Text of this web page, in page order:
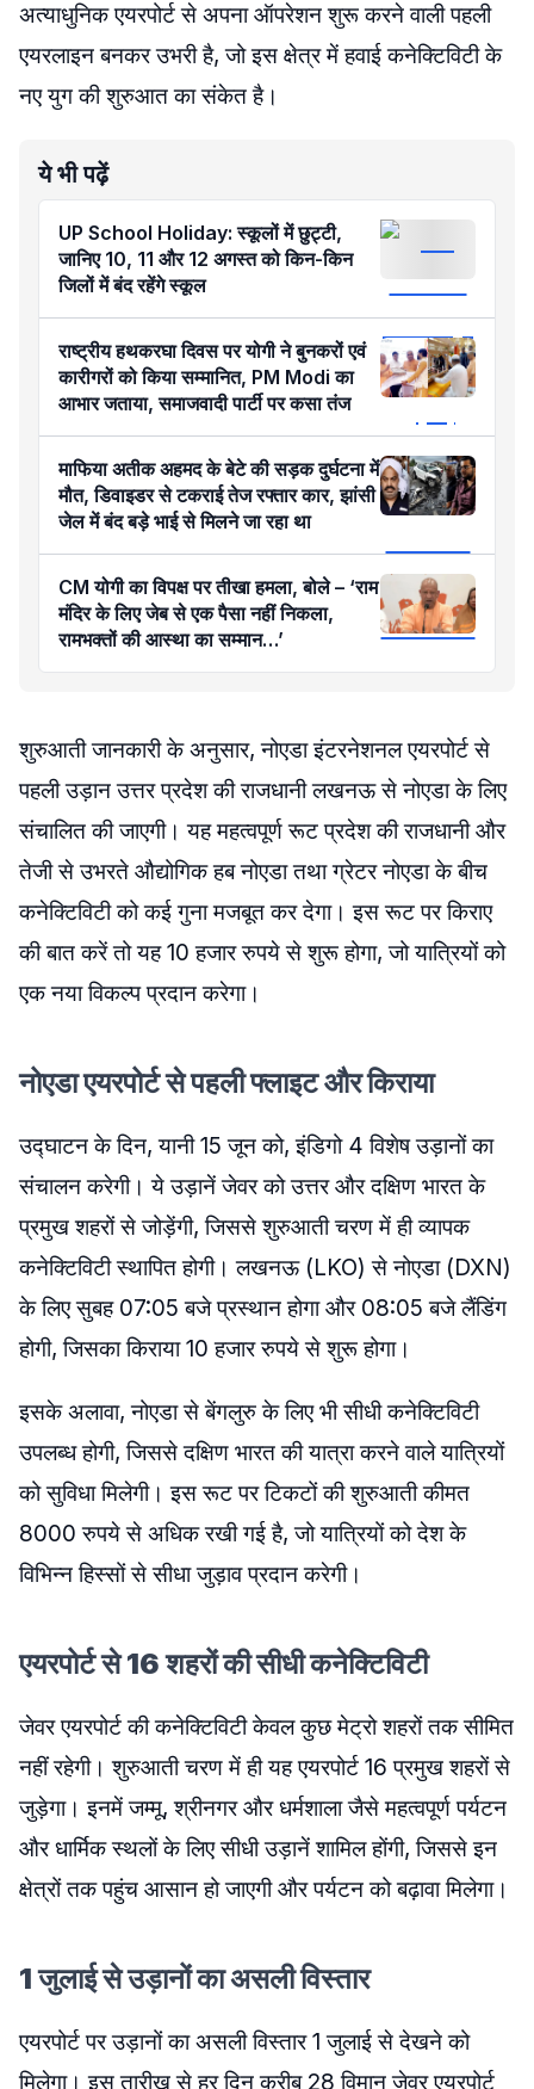
अत्याधुनिक एयरपोर्ट से अपना ऑपरेशन शुरू करने वाली पहली
एयरलाइन बनकर उभरी है, जो इस क्षेत्र में हवाई कनेक्टिविटी के
नए युग की शुरुआत का संकेत है।
ये भी पढ़ें
UP School Holiday: स्कूलों में छुट्टी,
जानिए 10, 11 और 12 अगस्त को किन-किन
जिलों में बंद रहेंगे स्कूल
राष्ट्रीय हथकरघा दिवस पर योगी ने बुनकरों एवं
कारीगरों को किया सम्मानित, PM Modi का
आभार जताया, समाजवादी पार्टी पर कसा तंज
माफिया अतीक अहमद के बेटे की सड़क दुर्घटना में
मौत, डिवाइडर से टकराई तेज रफ्तार कार, झांसी
जेल में बंद बड़े भाई से मिलने जा रहा था
CM योगी का विपक्ष पर तीखा हमला, बोले – ‘राम
मंदिर के लिए जेब से एक पैसा नहीं निकला,
रामभक्तों की आस्था का सम्मान…’
शुरुआती जानकारी के अनुसार, नोएडा इंटरनेशनल एयरपोर्ट से
पहली उड़ान उत्तर प्रदेश की राजधानी लखनऊ से नोएडा के लिए
संचालित की जाएगी। यह महत्वपूर्ण रूट प्रदेश की राजधानी और
तेजी से उभरते औद्योगिक हब नोएडा तथा ग्रेटर नोएडा के बीच
कनेक्टिविटी को कई गुना मजबूत कर देगा। इस रूट पर किराए
की बात करें तो यह 10 हजार रुपये से शुरू होगा, जो यात्रियों को
एक नया विकल्प प्रदान करेगा।
नोएडा एयरपोर्ट से पहली फ्लाइट और किराया
उद्घाटन के दिन, यानी 15 जून को, इंडिगो 4 विशेष उड़ानों का
संचालन करेगी। ये उड़ानें जेवर को उत्तर और दक्षिण भारत के
प्रमुख शहरों से जोड़ेंगी, जिससे शुरुआती चरण में ही व्यापक
कनेक्टिविटी स्थापित होगी। लखनऊ (LKO) से नोएडा (DXN)
के लिए सुबह 07:05 बजे प्रस्थान होगा और 08:05 बजे लैंडिंग
होगी, जिसका किराया 10 हजार रुपये से शुरू होगा।
इसके अलावा, नोएडा से बेंगलुरु के लिए भी सीधी कनेक्टिविटी
उपलब्ध होगी, जिससे दक्षिण भारत की यात्रा करने वाले यात्रियों
को सुविधा मिलेगी। इस रूट पर टिकटों की शुरुआती कीमत
8000 रुपये से अधिक रखी गई है, जो यात्रियों को देश के
विभिन्न हिस्सों से सीधा जुड़ाव प्रदान करेगी।
एयरपोर्ट से 16 शहरों की सीधी कनेक्टिविटी
जेवर एयरपोर्ट की कनेक्टिविटी केवल कुछ मेट्रो शहरों तक सीमित
नहीं रहेगी। शुरुआती चरण में ही यह एयरपोर्ट 16 प्रमुख शहरों से
जुड़ेगा। इनमें जम्मू, श्रीनगर और धर्मशाला जैसे महत्वपूर्ण पर्यटन
और धार्मिक स्थलों के लिए सीधी उड़ानें शामिल होंगी, जिससे इन
क्षेत्रों तक पहुंच आसान हो जाएगी और पर्यटन को बढ़ावा मिलेगा।
1 जुलाई से उड़ानों का असली विस्तार
एयरपोर्ट पर उड़ानों का असली विस्तार 1 जुलाई से देखने को
मिलेगा। इस तारीख से हर दिन करीब 28 विमान जेवर एयरपोर्ट